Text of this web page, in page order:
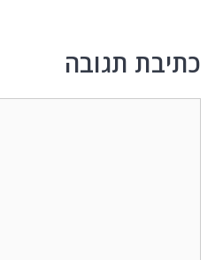
כתיבת תגובה